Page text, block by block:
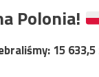
Polonia!
15 633,5